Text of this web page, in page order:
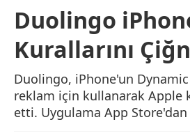
Duolingo
Kurallarını
Duolingo, iPhone'un
reklam için kullanarak Apple
etti. Uygulama App Store'dan